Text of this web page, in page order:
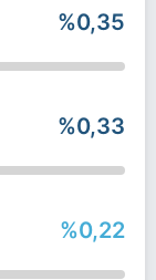
%0,35
%0,33
%0,22